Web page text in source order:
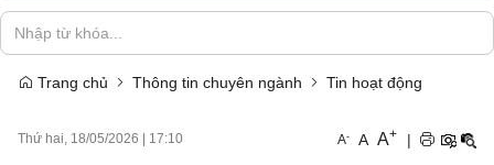
Trang chủ Thông tin chuyên ngành Tin hoạt động
Thứ hai, 18/05/2026 17:10 A- A A+ |